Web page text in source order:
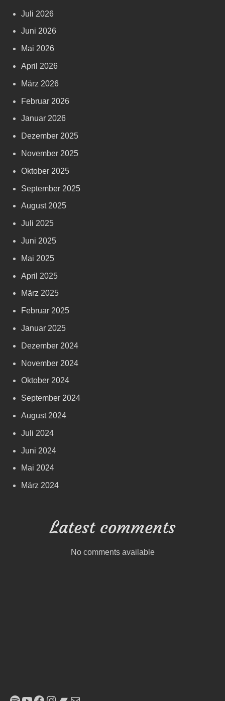
Juli 2026
Juni 2026
Mai 2026
April 2026
März 2026
Februar 2026
Januar 2026
Dezember 2025
November 2025
Oktober 2025
September 2025
August 2025
Juli 2025
Juni 2025
Mai 2025
April 2025
März 2025
Februar 2025
Januar 2025
Dezember 2024
November 2024
Oktober 2024
September 2024
August 2024
Juli 2024
Juni 2024
Mai 2024
März 2024
Latest comments
No comments available